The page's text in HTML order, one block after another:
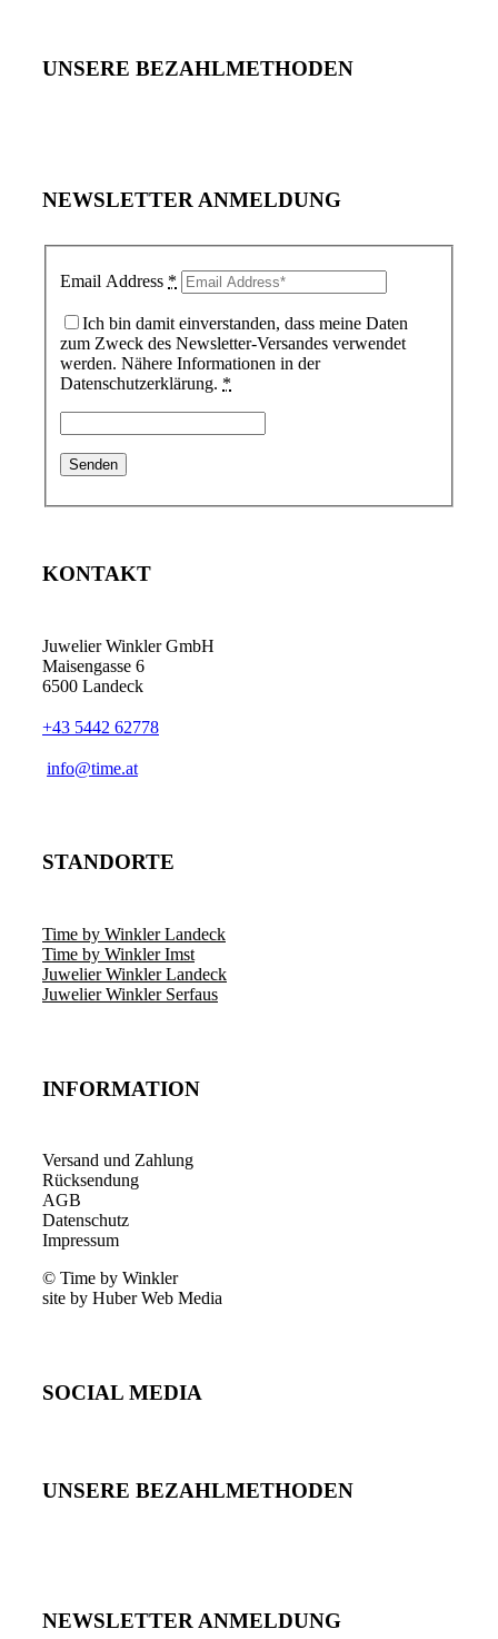
UNSERE BEZAHLMETHODEN
NEWSLETTER ANMELDUNG
Email Address *
Ich bin damit einverstanden, dass meine Daten
zum Zweck des Newsletter-Versandes verwendet
werden. Nähere Informationen in der
Datenschutzerklärung. *
KONTAKT
Juwelier Winkler GmbH
Maisengasse 6
6500 Landeck
+43 5442 62778
info@time.at
STANDORTE
Time by Winkler Landeck
Time by Winkler Imst
Juwelier Winkler Landeck
Juwelier Winkler Serfaus
INFORMATION
Versand und Zahlung
Rücksendung
AGB
Datenschutz
Impressum
© Time by Winkler
site by Huber Web Media
SOCIAL MEDIA
UNSERE BEZAHLMETHODEN
NEWSLETTER ANMELDUNG